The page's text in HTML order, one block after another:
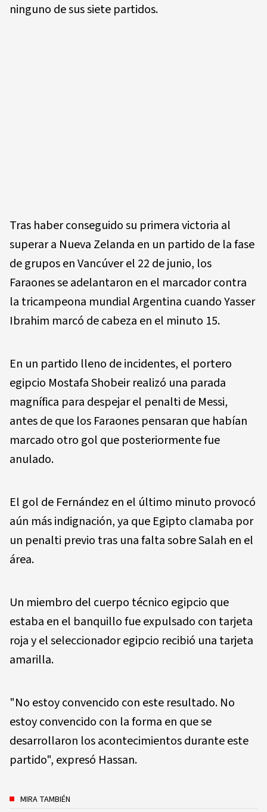
ninguno de sus siete partidos.
Tras haber conseguido su primera victoria al
superar a Nueva Zelanda en un partido de la fase
de grupos en Vancúver el 22 de junio, los
Faraones se adelantaron en el marcador contra
la tricampeona mundial Argentina cuando Yasser
Ibrahim marcó de cabeza en el minuto 15.
En un partido lleno de incidentes, el portero
egipcio Mostafa Shobeir realizó una parada
magnífica para despejar el penalti de Messi,
antes de que los Faraones pensaran que habían
marcado otro gol que posteriormente fue
anulado.
El gol de Fernández en el último minuto provocó
aún más indignación, ya que Egipto clamaba por
un penalti previo tras una falta sobre Salah en el
área.
Un miembro del cuerpo técnico egipcio que
estaba en el banquillo fue expulsado con tarjeta
roja y el seleccionador egipcio recibió una tarjeta
amarilla.
"No estoy convencido con este resultado. No
estoy convencido con la forma en que se
desarrollaron los acontecimientos durante este
partido", expresó Hassan.
MIRA TAMBIÉN